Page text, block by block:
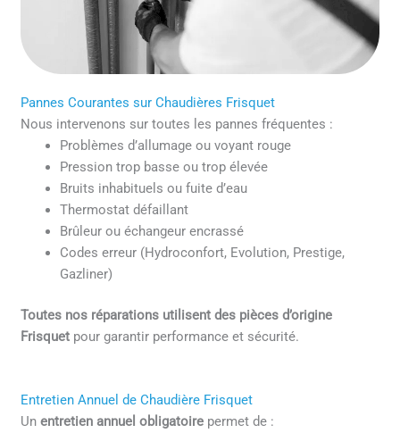
Pannes Courantes sur Chaudières Frisquet
Nous intervenons sur toutes les pannes fréquentes :
Problèmes d’allumage ou voyant rouge
Pression trop basse ou trop élevée
Bruits inhabituels ou fuite d’eau
Thermostat défaillant
Brûleur ou échangeur encrassé
Codes erreur (Hydroconfort, Evolution, Prestige,
Gazliner)
Toutes nos réparations utilisent des pièces d’origine
Frisquet pour garantir performance et sécurité.
Entretien Annuel de Chaudière Frisquet
Unentretien annuel obligatoire permet de :